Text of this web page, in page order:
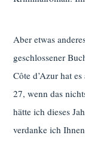
Aber etwas
geschlossener
Côte d’Azur hat
27, wenn das
hätte ich dieses
verdanke ich